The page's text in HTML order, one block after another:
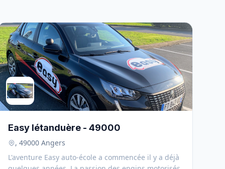
Easy létanduère - 49000
, 49000 Angers
L'aventure Easy auto-école a commencée il y a déjà